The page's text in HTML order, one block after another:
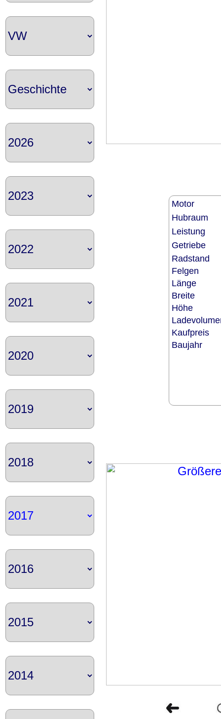
Motor
Hubraum
Leistung
Getriebe
Radstand
Felgen
Länge
Breite
Höhe
Kaufpreis
Baujahr